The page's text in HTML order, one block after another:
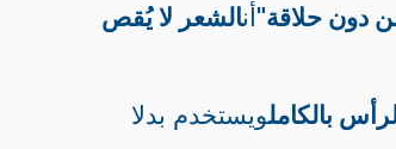
أنالشعر لا يُقص
بالكاملويستخدم بدلا